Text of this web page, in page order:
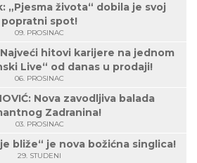
„Pjesma života“ dobila je svoj
popratni spot!
09. PROSINAC
hitovi karijere na jednom
Live“ od danas u prodaji!
06. PROSINAC
Nova zavodljiva balada
Zadranina!
03. PROSINAC
bliže“ je nova božićna singlica!
29. STUDENI